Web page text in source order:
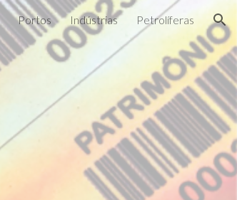
Portos Indústrias Petrolíferas